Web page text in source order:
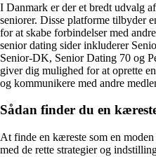
I Danmark er der et bredt udvalg
seniorer. Disse platforme tilbyder
for at skabe forbindelser med
senior dating sider inkluderer
Senior-DK, Senior Dating 70 og
giver dig mulighed for at oprette
og kommunikere med andre
Sådan finder du en
At finde en kæreste som en
med de rette strategier og